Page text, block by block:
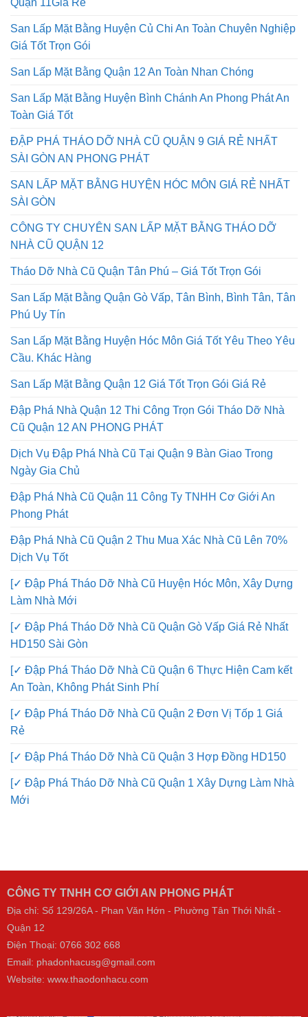
San Lấp Mặt Bằng Huyện Củ Chi An Toàn Chuyên Nghiệp
Giá Tốt Trọn Gói
San Lấp Mặt Bằng Quận 12 An Toàn Nhan Chóng
San Lấp Mặt Bằng Huyện Bình Chánh An Phong Phát An
Toàn Giá Tốt
ĐẬP PHÁ THÁO DỠ NHÀ CŨ QUẬN 9 GIÁ RẺ NHẤT
SÀI GÒN AN PHONG PHÁT
SAN LẤP MẶT BẰNG HUYỆN HÓC MÔN GIÁ RẺ NHẤT
SÀI GÒN
CÔNG TY CHUYÊN SAN LẤP MẶT BẰNG THÁO DỠ
NHÀ CŨ QUẬN 12
Tháo Dỡ Nhà Cũ Quận Tân Phú – Giá Tốt Trọn Gói
San Lấp Mặt Bằng Quận Gò Vấp, Tân Bình, Bình Tân, Tân
Phú Uy Tín
San Lấp Mặt Bằng Huyện Hóc Môn Giá Tốt Yêu Theo Yêu
Cầu. Khác Hàng
San Lấp Mặt Bằng Quận 12 Giá Tốt Trọn Gói Giá Rẻ
Đập Phá Nhà Quận 12 Thi Công Trọn Gói Tháo Dỡ Nhà
Cũ Quận 12 AN PHONG PHÁT
Dịch Vụ Đập Phá Nhà Cũ Tại Quận 9 Bàn Giao Trong
Ngày Gia Chủ
Đập Phá Nhà Cũ Quận 11 Công Ty TNHH Cơ Giới An
Phong Phát
Đập Phá Nhà Cũ Quận 2 Thu Mua Xác Nhà Cũ Lên 70%
Dịch Vụ Tốt
[✓ Đập Phá Tháo Dỡ Nhà Cũ Huyện Hóc Môn, Xây Dựng
Làm Nhà Mới
[✓ Đập Phá Tháo Dỡ Nhà Cũ Quận Gò Vấp Giá Rẻ Nhất
HD150 Sài Gòn
[✓ Đập Phá Tháo Dỡ Nhà Cũ Quận 6 Thực Hiện Cam kết
An Toàn, Không Phát Sinh Phí
[✓ Đập Phá Tháo Dỡ Nhà Cũ Quận 2 Đơn Vị Tốp 1 Giá
Rẻ
[✓ Đập Phá Tháo Dỡ Nhà Cũ Quận 3 Hợp Đồng HD150
[✓ Đập Phá Tháo Dỡ Nhà Cũ Quận 1 Xây Dựng Làm Nhà
Mới
CÔNG TY TNHH CƠ GIỚI AN PHONG PHÁT
Địa chỉ: Số 129/26A - Phan Văn Hớn - Phường Tân Thới Nhất -
Quận 12
Điện Thoại: 0766 302 668
Email: phadonhacusg@gmail.com
Website: www.thaodonhacu.com